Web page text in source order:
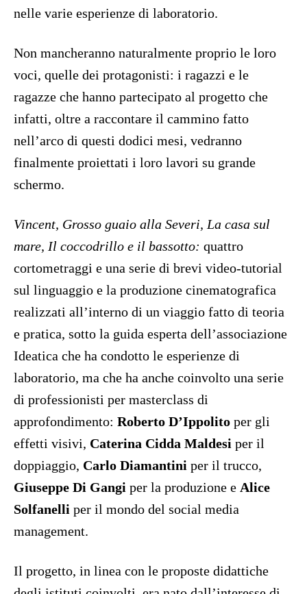
nelle varie esperienze di laboratorio.
Non mancheranno naturalmente proprio le loro
voci, quelle dei protagonisti: i ragazzi e le
ragazze che hanno partecipato al progetto che
infatti, oltre a raccontare il cammino fatto
nell’arco di questi dodici mesi, vedranno
finalmente proiettati i loro lavori su grande
schermo.
Vincent, Grosso guaio alla Severi, La casa sul
mare, Il coccodrillo e il bassotto: quattro
cortometraggi e una serie di brevi video-tutorial
sul linguaggio e la produzione cinematografica
realizzati all’interno di un viaggio fatto di teoria
e pratica, sotto la guida esperta dell’associazione
Ideatica che ha condotto le esperienze di
laboratorio, ma che ha anche coinvolto una serie
di professionisti per masterclass di
approfondimento: Roberto D’Ippolito per gli
effetti visivi, Caterina Cidda Maldesi per il
doppiaggio, Carlo Diamantini per il trucco,
Giuseppe Di Gangi per la produzione e Alice
Solfanelli per il mondo del social media
management.
Il progetto, in linea con le proposte didattiche